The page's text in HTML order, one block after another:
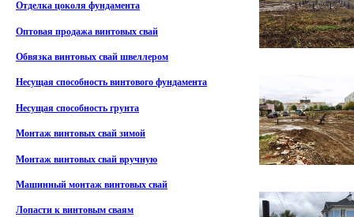
Отделка цоколя фундамента
Оптовая продажа винтовых свай
Обвязка винтовых свай швеллером
Несущая способность винтового фундамента
Несущая способность грунта
Монтаж винтовых свай зимой
Монтаж винтовых свай вручную
Машинный монтаж винтовых свай
Лопасти к винтовым сваям